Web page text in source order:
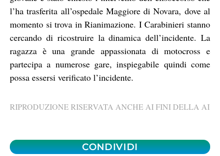
l’ha trasferita all’ospedale Maggiore di Novara, dove al
momento si trova in Rianimazione. I Carabinieri stanno
cercando di ricostruire la dinamica dell’incidente. La
ragazza è una grande appassionata di motocross e
partecipa a numerose gare, inspiegabile quindi come
possa essersi verificato l’incidente.
RIPRODUZIONE RISERVATA ANCHE AI FINI DELLA AI
CONDIVIDI